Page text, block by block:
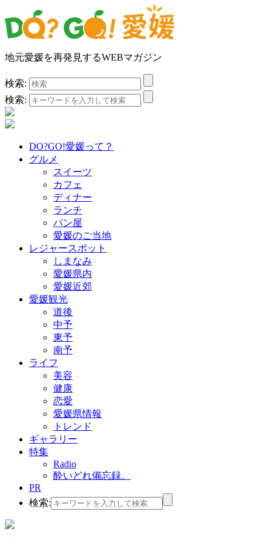
地元愛媛を再発見するWEBマガジン
検索:
検索:
DO?GO!愛媛って？
グルメ
スイーツ
カフェ
ディナー
ランチ
パン屋
愛媛のご当地
レジャースポット
しまなみ
愛媛県内
愛媛近郊
愛媛観光
道後
中予
東予
南予
ライフ
美容
健康
恋愛
愛媛県情報
トレンド
ギャラリー
特集
Radio
酔いどれ備忘録。
PR
検索: